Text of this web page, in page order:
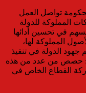
تواصل العمل
المملوكة للدولة
في تحسين أدائها
المملوكة لها،
الدولة في تنفيذ
حصص من عدد من هذه
القطاع الخاص في